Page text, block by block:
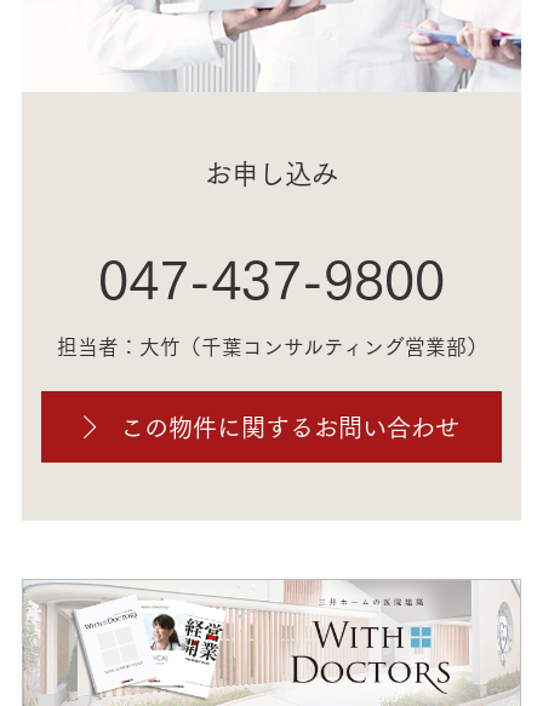
お申し込み
047-437-9800
担当者：大竹（千葉コンサルティング営業部）
この物件に関するお問い合わせ